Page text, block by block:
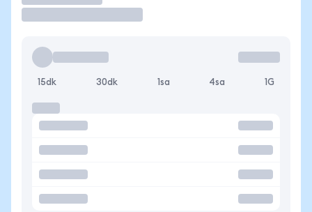
15dk 30dk 1sa 4sa 1G